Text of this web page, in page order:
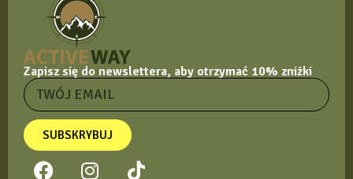
Zapisz się do newslettera, aby otrzymać 10% zniżki
SUBSKRYBUJ